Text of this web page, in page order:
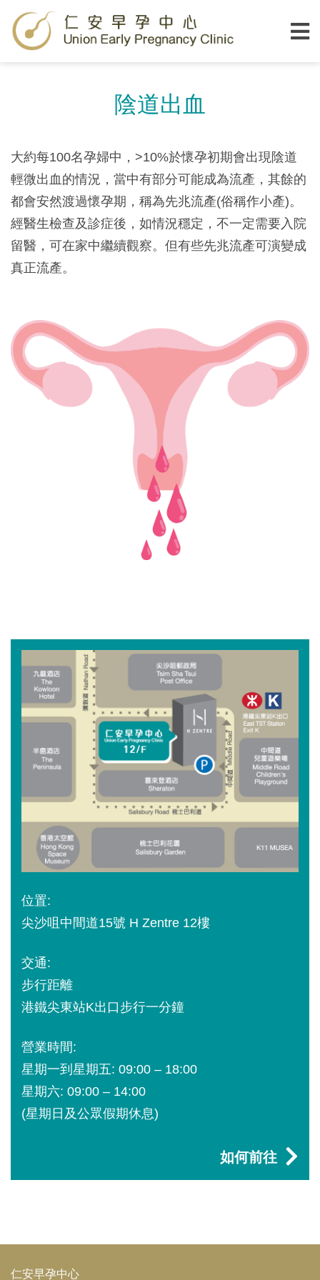
陰道出血
大約每100名孕婦中，>10%於懷孕初期會出現陰道
輕微出血的情況，當中有部分可能成為流產，其餘的
都會安然渡過懷孕期，稱為先兆流產(俗稱作小產)。
經醫生檢查及診症後，如情況穩定，不一定需要入院
留醫，可在家中繼續觀察。但有些先兆流產可演變成
真正流產。
位置:
尖沙咀中間道15號 H Zentre 12樓
交通:
步行距離
港鐵尖東站K出口步行一分鐘
營業時間:
星期一到星期五: 09:00 – 18:00
星期六: 09:00 – 14:00
(星期日及公眾假期休息)
如何前往
仁安早孕中心